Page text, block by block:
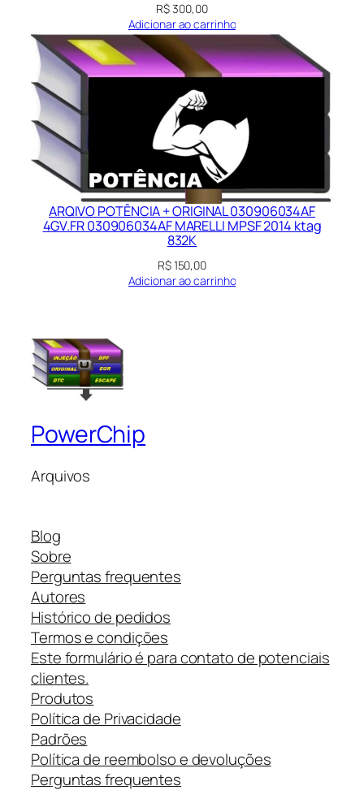
d
e
R$300,00
Adicionar ao carrinho
ARQIVO POTÊNCIA + ORIGINAL 030906034AF
4GV.FR 030906034AF MARELLI MPSF 2014 ktag
832K
R$150,00
Adicionar ao carrinho
PowerChip
Arquivos
Blog
Sobre
Perguntas frequentes
Autores
Histórico de pedidos
Termos e condições
Este formulário é para contato de potenciais
clientes.
Produtos
Política de Privacidade
Padrões
Política de reembolso e devoluções
Perguntas frequentes